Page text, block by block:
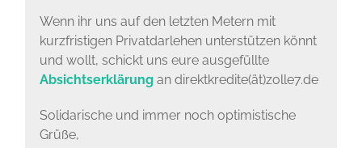
Wenn ihr uns auf den letzten Metern mit
kurzfristigen Privatdarlehen unterstützen könnt
und wollt, schickt uns eure ausgefüllte
Absichtserklärungan direktkredite(ät)zolle7.de
Solidarische und immer noch optimistische
Grüße,